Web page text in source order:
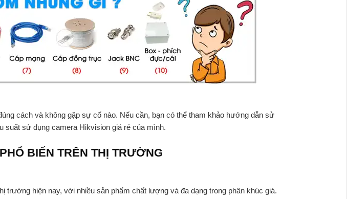
cách và không gặp sự cố nào. Nếu cần, bạn có thể tham khảo hướng dẫn sử
suất sử dụng camera Hikvision giá rẻ của mình.
BIẾN TRÊN THỊ TRƯỜNG
hiện nay, với nhiều sản phẩm chất lượng và đa dạng trong phân khúc giá.